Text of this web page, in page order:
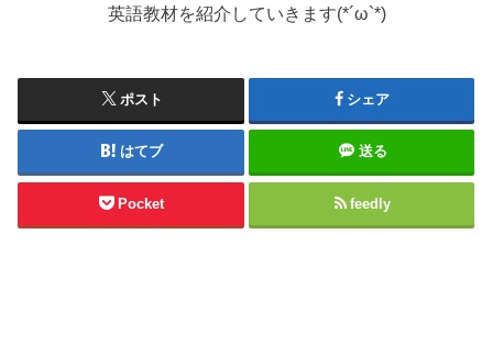
英語教材を紹介していきます(*´ω`*)
ポスト シェア
はてブ 送る
Pocket feedly